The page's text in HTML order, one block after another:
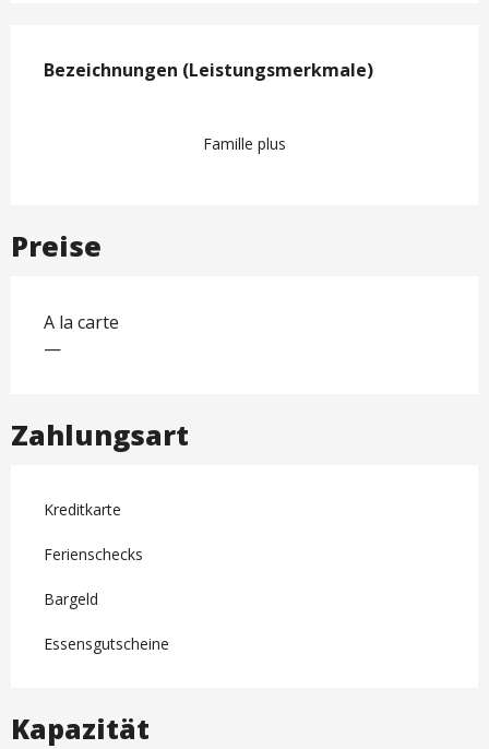
Bezeichnungen (Leistungsmerkmale)
Bezeichnungen (Leistungsmerkmale)
Famille plus
Preise
A la carte
—
Zahlungsart
Kreditkarte
Ferienschecks
Bargeld
Essensgutscheine
Kapazität